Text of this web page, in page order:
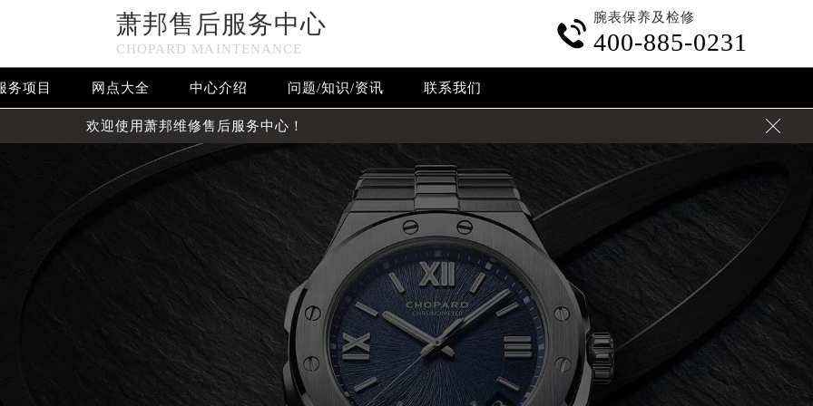
萧邦售后服务中心
CHOPARD MAINTENANCE

腕表保养及检修
400-885-0231
务项目 网点大全 中心介绍 问题/知识/资讯 联系我们
欢迎使用萧邦维修售后服务中心！ 